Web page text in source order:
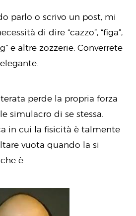
parlo o scrivo un post, mi
di dire “cazzo”, “figa”,
e altre zozzerie. Converrete
perde la propria forza
simulacro di se stessa.
in cui la fisicità è talmente
vuota quando la si
è.